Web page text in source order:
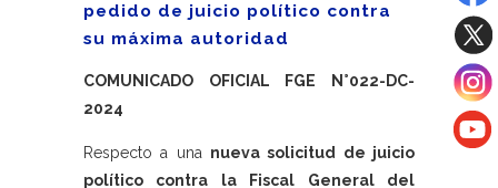
pedido de juicio político contra
su máxima autoridad
COMUNICADO OFICIAL FGE N°022-DC-
2024
Respecto a una nueva solicitud de juicio
político contra la Fiscal General del